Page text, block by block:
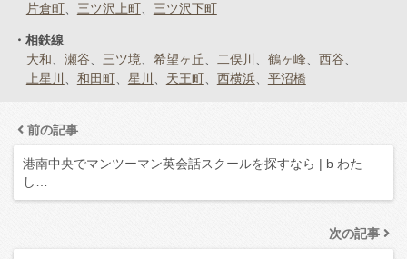
片倉町
三ツ沢上町 三ツ沢下町
相鉄線
大和
瀬谷 三ツ境 希望ヶ丘 二俣川 鶴ヶ峰
西谷
上星川
和田町 星川 天王町 西横浜 平沼橋
前の記事
港南中央でマンツーマン英会話スクールを探すなら | b わた
し…
次の記事